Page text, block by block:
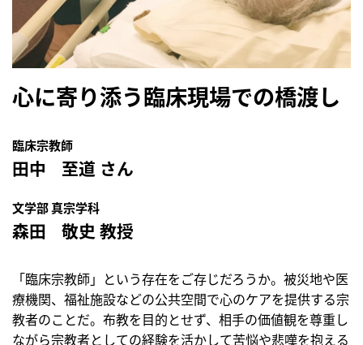
心に寄り添う臨床現場での橋渡し
臨床宗教師
田中ﾠ至道 さん
文学部 真宗学科
森田ﾠ敬史 教授
「臨床宗教師」という存在をご存じだろうか。被災地や医
療機関、福祉施設などの公共空間で心のケアを提供する宗
教者のことだ。布教を目的とせず、相手の価値観を尊重し
ながら宗教者としての経験を活かして苦悩や悲嘆を抱える